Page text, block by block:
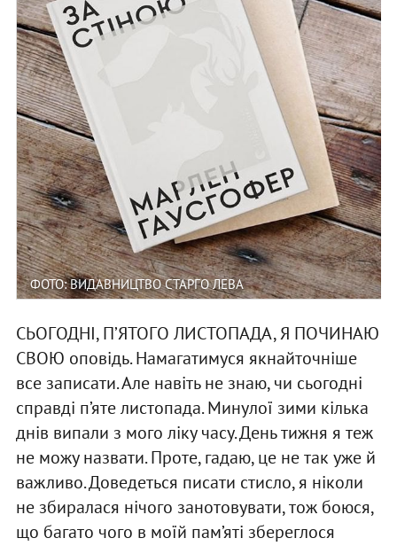
ФОТО: ВИДАВНИЦТВО СТАРГО ЛЕВА
СЬОГОДНІ, П’ЯТОГО ЛИСТОПАДА, Я ПОЧИНАЮ
СВОЮ оповідь. Намагатимуся якнайточніше
все записати. Але навіть не знаю, чи сьогодні
справді п’яте листопада. Минулої зими кілька
днів випали з мого ліку часу. День тижня я теж
не можу назвати. Проте, гадаю, це не так уже й
важливо. Доведеться писати стисло, я ніколи
не збиралася нічого занотовувати, тож боюся,
що багато чого в моїй пам’яті збереглося